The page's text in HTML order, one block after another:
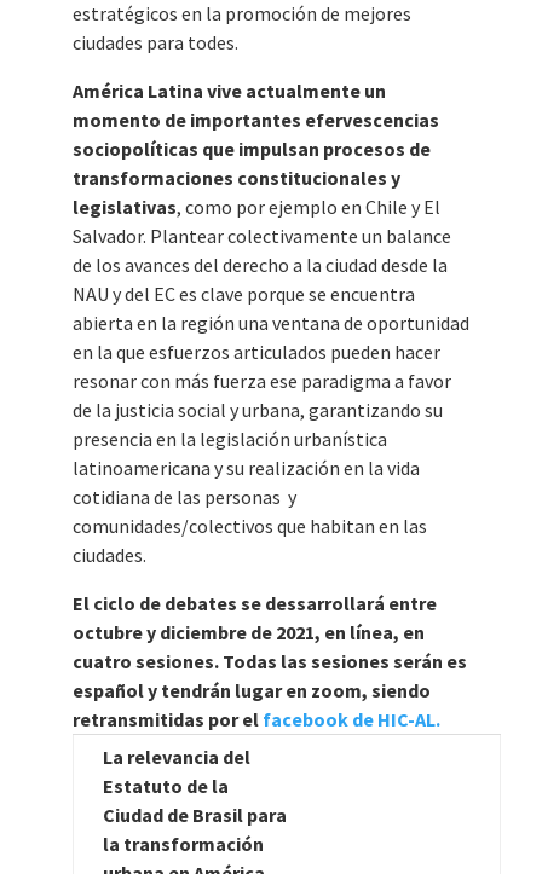
estratégicos en la promoción de mejores
ciudades para todes.
América Latina vive actualmente un
momento de importantes efervescencias
sociopolíticas que impulsan procesos de
transformaciones constitucionales y
legislativas, como por ejemplo en Chile y El
Salvador. Plantear colectivamente un balance
de los avances del derecho a la ciudad desde la
NAU y del EC es clave porque se encuentra
abierta en la región una ventana de oportunidad
en la que esfuerzos articulados pueden hacer
resonar con más fuerza ese paradigma a favor
de la justicia social y urbana, garantizando su
presencia en la legislación urbanística
latinoamericana y su realización en la vida
cotidiana de las personas y
comunidades/colectivos que habitan en las
ciudades.
El ciclo de debates se dessarrollará entre
octubre y diciembre de 2021, en línea, en
cuatro sesiones. Todas las sesiones serán es
español y tendrán lugar en zoom, siendo
retransmitidas por el facebook de HIC-AL.
La relevancia del
Estatuto de la
Ciudad de Brasil para
la transformación